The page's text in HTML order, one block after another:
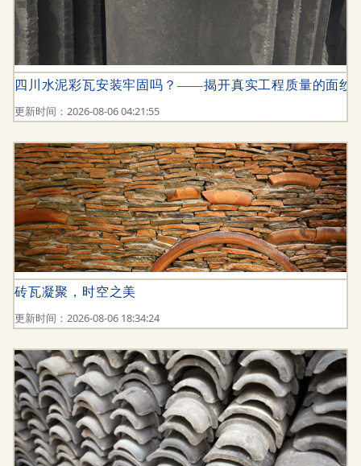
四川水泥彩瓦安装牢固吗？——揭开真实工程质量的面纱
更新时间：2026-08-06 04:21:55
砖瓦凝聚，时空之美
更新时间：2026-08-06 18:34:24